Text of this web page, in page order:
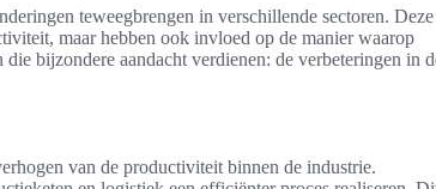
teweegbrengen in verschillende sectoren. Deze
maar hebben ook invloed op de manier waarop
bijzondere aandacht verdienen: de verbeteringen in
van de productiviteit binnen de industrie.